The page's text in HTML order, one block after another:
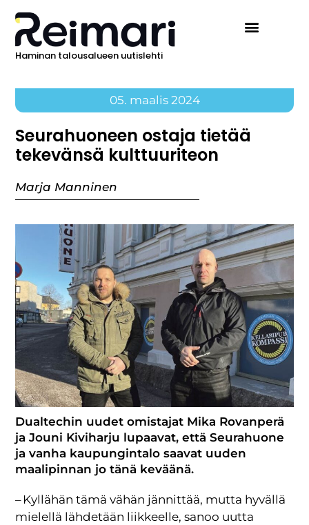
Haminan talousalueen uutislehti
05. maalis 2024
Seurahuoneen ostaja tietää
tekevänsä kulttuuriteon
Marja Manninen
Dualtechin uudet omistajat Mika Rovanperä
ja Jouni Kiviharju lupaavat, että Seurahuone
ja vanha kaupungintalo saavat uuden
maalipinnan jo tänä keväänä.
– Kyllähän tämä vähän jännittää, mutta hyvällä
mielellä lähdetään liikkeelle, sanoo uutta